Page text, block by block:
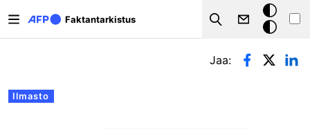
Faktantarkistus
Search
Tumma
tila
Ensisijaiset välilehdet
Ilmasto
Jaa: